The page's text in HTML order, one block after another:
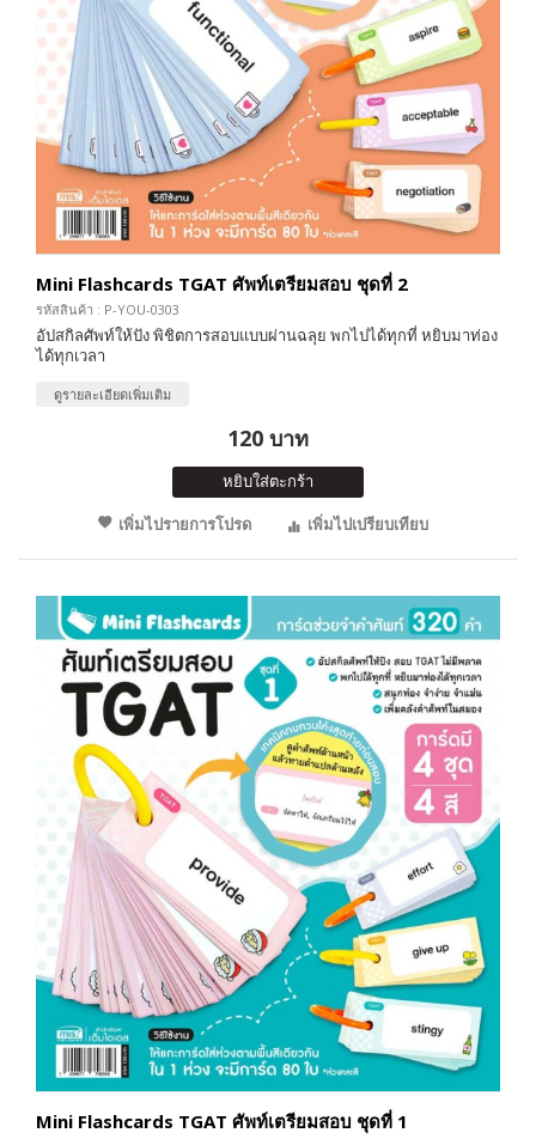
Mini Flashcards TGAT ศัพท์เตรียมสอบ ชุดที่ 2
รหัสสินค้า : P-YOU-0303
อัปสกิลศัพท์ให้ปัง พิชิตการสอบแบบผ่านฉลุย พกไปได้ทุกที่ หยิบมาท่อง
ได้ทุกเวลา
ดูรายละเอียดเพิ่มเติม
120 บาท
หยิบใส่ตะกร้า
เพิ่มไปรายการโปรด
เพิ่มไปเปรียบเทียบ
Mini Flashcards TGAT ศัพท์เตรียมสอบ ชุดที่ 1